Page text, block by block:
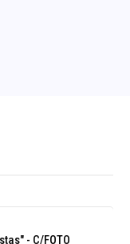
- C/FOTO